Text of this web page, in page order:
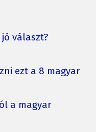
választ?
ezt a 8 magyar
a magyar